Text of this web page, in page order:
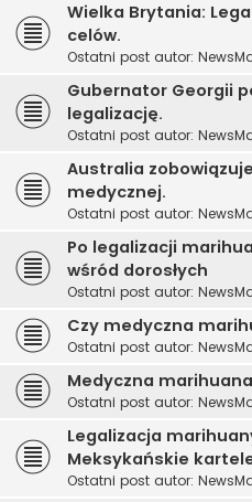
Wielka Brytania:
celów.
Ostatni post autor:
Gubernator Georgii
legalizację.
Ostatni post autor:
Australia
medycznej.
Ostatni post autor:
Po legalizacji
wśród dorosłych
Ostatni post autor:
Czy medyczna
Ostatni post autor:
Medyczna
Ostatni post autor:
Legalizacja
Meksykańskie
Ostatni post autor: